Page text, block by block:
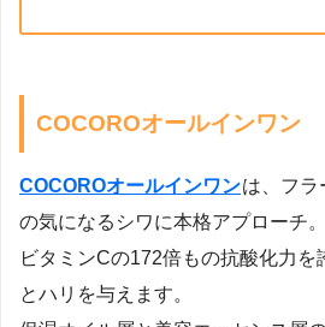
COCOROオールインワン
COCOROオールインワンは、フラ
の気になるシワに本格アプローチ。
ビタミンCの172倍もの抗酸化力を
とハリを与えます。